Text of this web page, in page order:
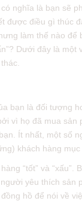
nghĩa là bạn sẽ
được điều gì thúc
làm thế nào để
Dưới đây là một
bạn là đối tượng
vì họ đã mua sản
Ít nhất, một số
khách hàng
“tốt” và “xấu”.
yêu thích sản
hồ để nói về